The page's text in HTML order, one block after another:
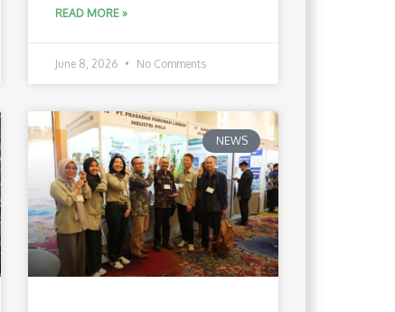
READ MORE »
June 8, 2026 No Comments
NEWS